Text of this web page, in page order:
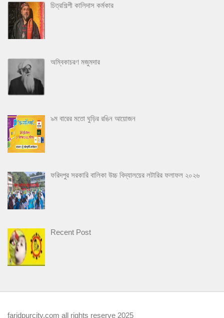
চিত্রশিল্পী কালিদাস কর্মকার
অম্বিকাচরণ মজুমদার
৯ম বারের মতো ঘুড়ির রঙিন আয়োজন
ফরিদপুর সরকারি বালিকা উচ্চ বিদ্যালয়ের লটারির ফলাফল ২০২৬
Recent Post
faridpurcity.com all rights reserve 2025